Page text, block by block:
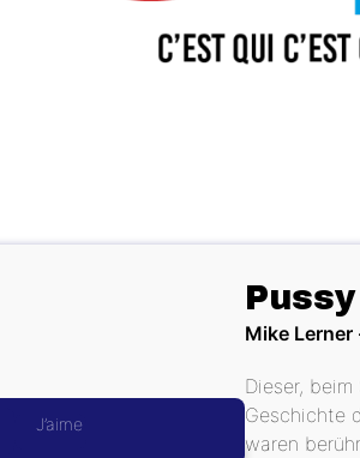
J’aime
Mike Lerner
Dieser,
Geschichte
waren